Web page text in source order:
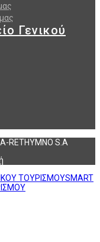
Γενικού
RETHYMNO S.A
SMART